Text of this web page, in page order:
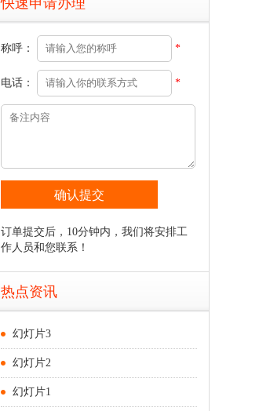
快速申请办理
称呼： *
电话： *
订单提交后，10分钟内，我们将安排工
作人员和您联系！
热点资讯
幻灯片3
幻灯片2
幻灯片1